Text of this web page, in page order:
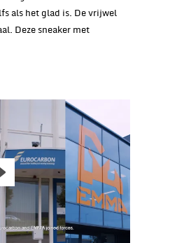
als het glad is. De vrijwel
Deze sneaker met